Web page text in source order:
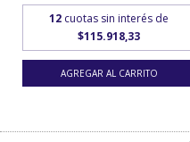
12 cuotas sin interés de
$115.918,33